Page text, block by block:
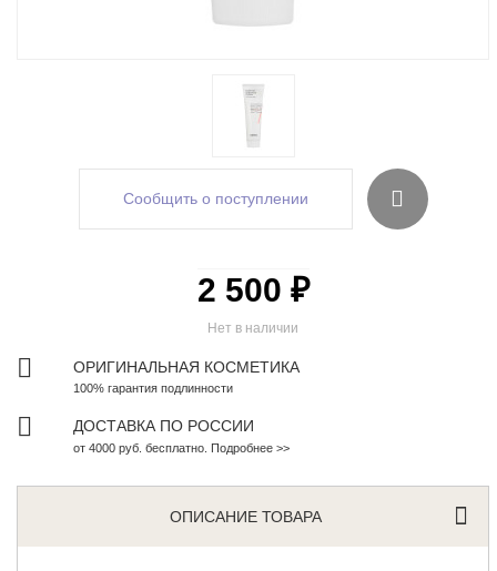
Сообщить о поступлении
Нет в наличии
2 500 ₽
ОРИГИНАЛЬНАЯ КОСМЕТИКА
100% гарантия подлинности
ДОСТАВКА ПО РОССИИ
от 4000 руб. бесплатно. Подробнее >>
ОПИСАНИЕ ТОВАРА